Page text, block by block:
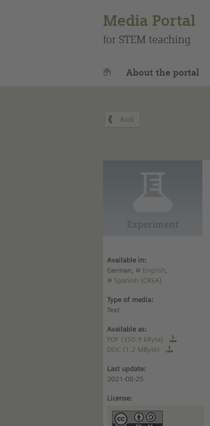
Media Portal
for STEM teaching
About the portal
Available in:
German,
English
Spanish (CREA)
Type of media:
Text
Available as:
PDF (350.9 kByte)
DOC (1.2 MByte)
Last update:
2021-08-25
License: